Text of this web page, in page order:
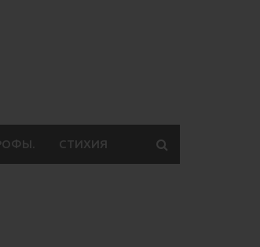
СТИХИЯ